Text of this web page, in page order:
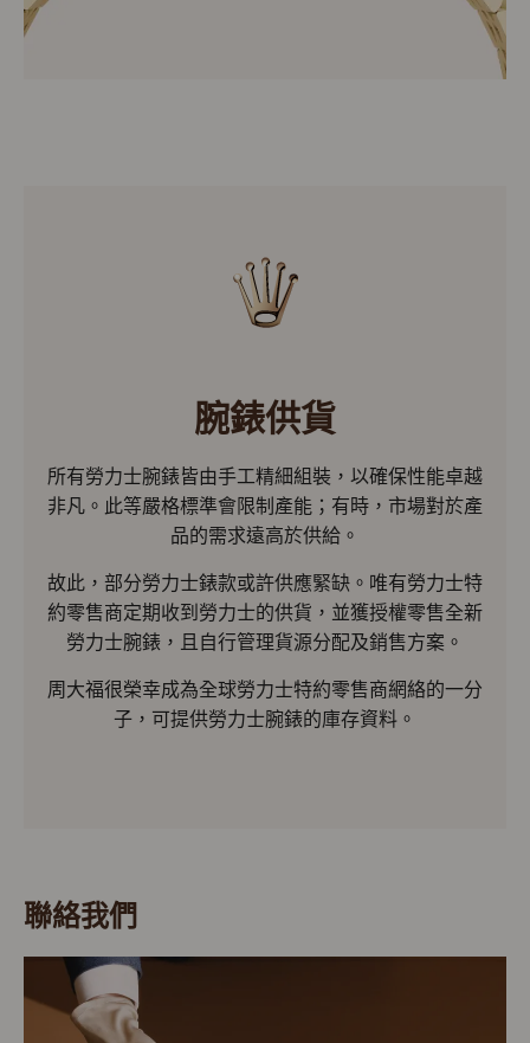
腕錶供貨
所有勞力士腕錶皆由手工精細組裝，以確保性能卓越
非凡。此等嚴格標準會限制產能；有時，市場對於產
品的需求遠高於供給。
故此，部分勞力士錶款或許供應緊缺。唯有勞力士特
約零售商定期收到勞力士的供貨，並獲授權零售全新
勞力士腕錶，且自行管理貨源分配及銷售方案。
周大福很榮幸成為全球勞力士特約零售商網絡的一分
子，可提供勞力士腕錶的庫存資料。
聯絡我們